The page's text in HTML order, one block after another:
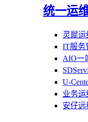
统一运
灵犀
IT服务
AIO一
U-
业务
安仔